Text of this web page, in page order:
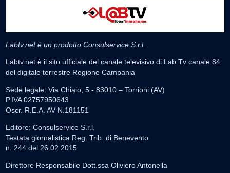
Labtv.net è un prodotto Consulservice S.r.l.
Labtv.net è il sito ufficiale del canale televisivo di Lab Tv canale 84
del digitale terrestre Regione Campania
Sede legale: Via Chiaio, 5 - 83010 – Torrioni (AV)
P.IVA 02757950643
Oscr. R.E.A. AV N.181151
Editore: Consulservice S.r.l.
Testata giornalistica Reg. Trib. di Benevento
n. 244 del 26.02.2015
Direttore Responsabile Dott.ssa Oliviero Antonella